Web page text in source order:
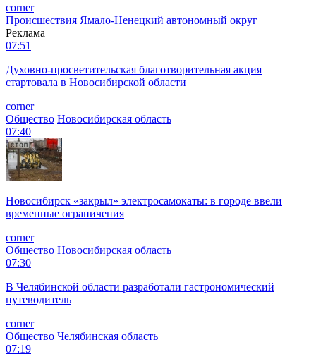
corner
Происшествия Ямало-Ненецкий автономный округ
Реклама
07:51
Духовно-просветительская благотворительная акция
стартовала в Новосибирской области
corner
Общество Новосибирская область
07:40
Новосибирск «закрыл» электросамокаты: в городе ввели
временные ограничения
corner
Общество Новосибирская область
07:30
В Челябинской области разработали гастрономический
путеводитель
corner
Общество Челябинская область
07:19